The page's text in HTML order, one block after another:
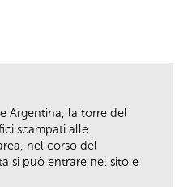
Argentina, la torre del
scampati alle
nel corso del
si può entrare nel sito e